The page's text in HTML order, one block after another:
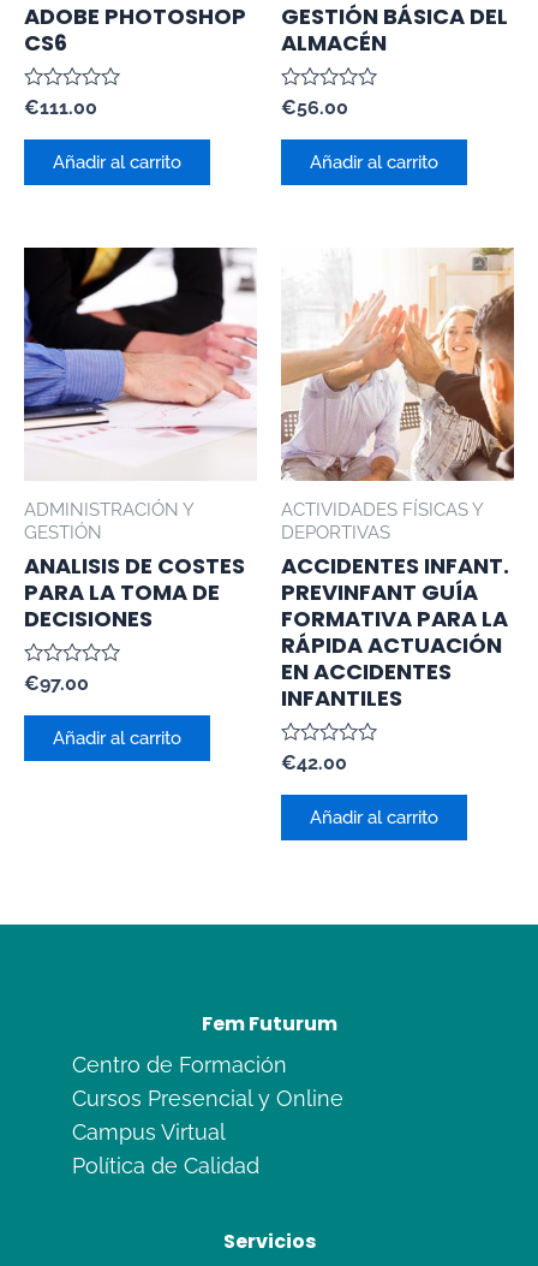
ADOBE PHOTOSHOP
CS6
Valorado
0
€111.00
Añadir al carrito
GESTIÓN BÁSICA DEL
ALMACÉN
Valorado
con
0
€56.00
Añadir al carrito
ADMINISTRACIÓN Y
GESTIÓN
ANALISIS DE COSTES
PARA LA TOMA DE
DECISIONES
Valorado
con
0
€97.00
Añadir al carrito
ACTIVIDADES FÍSICAS Y
DEPORTIVAS
ACCIDENTES INFANT.
PREVINFANT GUÍA
FORMATIVA PARA LA
RÁPIDA ACTUACIÓN
EN ACCIDENTES
INFANTILES
Valorado
con
0
€42.00
Añadir al carrito
Fem Futurum
Centro de Formación
Cursos Presencial y Online
Campus Virtual
Política de Calidad
Servicios